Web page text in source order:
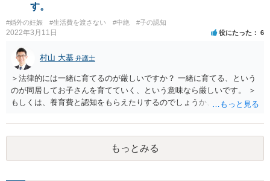
す。
#婚外の妊娠 #生活費を渡さない #中絶 #子の認知
2022年3月11日 役にたった 6
村山 大基 弁護士
＞法律的には一緒に育てるのが厳しいですか？ 一緒に育てる、という
のが同居してお子さんを育てていく、という意味なら厳しいです。 ＞
もしくは、養育費と認知をもらえたりするのでしょうか、 相手が認知
す。 また、認知されたことを前提に、父親として子を養う義務があり
ますので、 養育費を請求できます。 ただ、極端な話相手に収入がなか
ったり、行方不明だったりすると、実際上の回収が難しい可能性はあ
ります。
もっとみる